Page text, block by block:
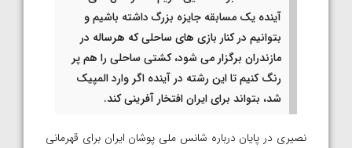
آینده یک مسابقه جایزه بزرگ داشته باشیم و
بتوانیم در کنار بازی های ساحلی که هرساله در
مازندران برگزار می شود، کشتی ساحلی را هم پر
رنگ کنیم تا این رشته در آینده اگر وارد المپیک
شد، بتواند برای ایران افتخار آفرینی کند.
نصیری در پایان درباره شانس ملی پوشان ایران برای قهرمانی